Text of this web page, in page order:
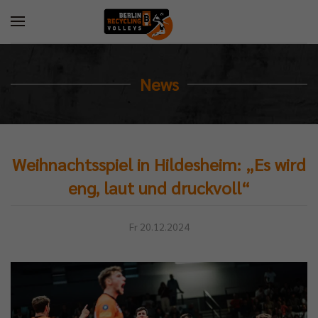
News
Weihnachtsspiel in Hildesheim: „Es wird
eng, laut und druckvoll“
Fr 20.12.2024